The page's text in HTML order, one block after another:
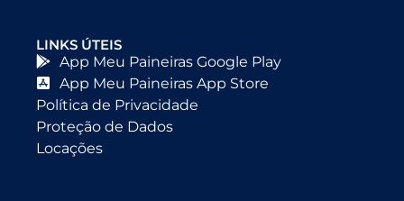
LINKS ÚTEIS
App Meu Paineiras Google Play
App Meu Paineiras App Store
Política de Privacidade
Proteção de Dados
Locações